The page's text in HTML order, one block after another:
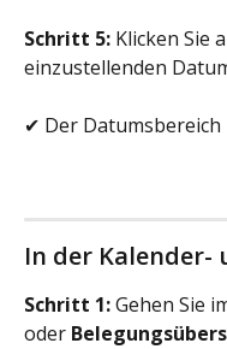
Schritt 5: Klicken Sie
einzustellenden
✔ Der
In der Kalender-
Schritt 1: Gehen Sie
oder